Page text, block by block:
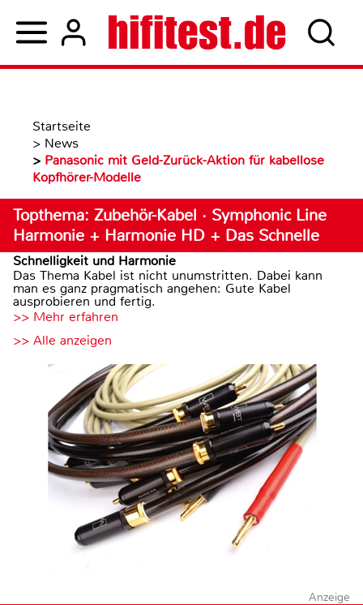
Startseite
> News
> Panasonic mit Geld-Zurück-Aktion für kabellose
Kopfhörer-Modelle
Topthema: Zubehör-Kabel · Symphonic Line
Harmonie + Harmonie HD + Das Schnelle
Schnelligkeit und Harmonie
Das Thema Kabel ist nicht unumstritten. Dabei kann
man es ganz pragmatisch angehen: Gute Kabel
ausprobieren und fertig.
>> Mehr erfahren
>> Alle anzeigen
Anzeige